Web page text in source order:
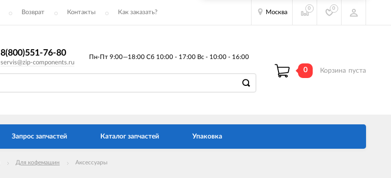
Возврат Контакты Как заказать? Москва
0 0
8(800)551-76-80
servis@zip-components.ru
Пн-Пт 9:00—18:00 Сб 10:00 - 17:00 Вс - 10:00 - 16:00
0 Корзина пуста
Запрос запчастей Каталог запчастей Упаковка
Для кофемашин Аксессуары